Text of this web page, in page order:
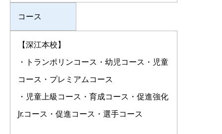
コース
【深江本校】
・トランポリンコース・幼児コース・児童
コース・プレミアムコース
・児童上級コース・育成コース・促進強化
Jr.コース・促進コース・選手コース